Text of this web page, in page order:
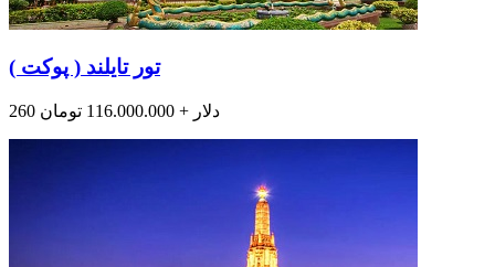
تور تایلند ( پوکت )
260 دلار + 116.000.000 تومان